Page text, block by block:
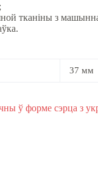
тканіны з
37 мм